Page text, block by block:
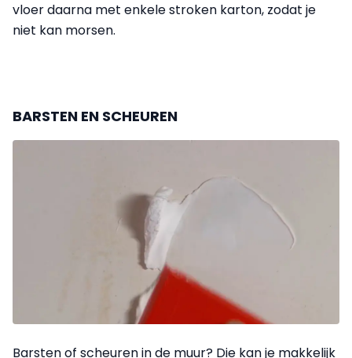
vloer daarna met enkele stroken karton, zodat je
niet kan morsen.
BARSTEN EN SCHEUREN
Barsten of scheuren in de muur? Die kan je makkelijk